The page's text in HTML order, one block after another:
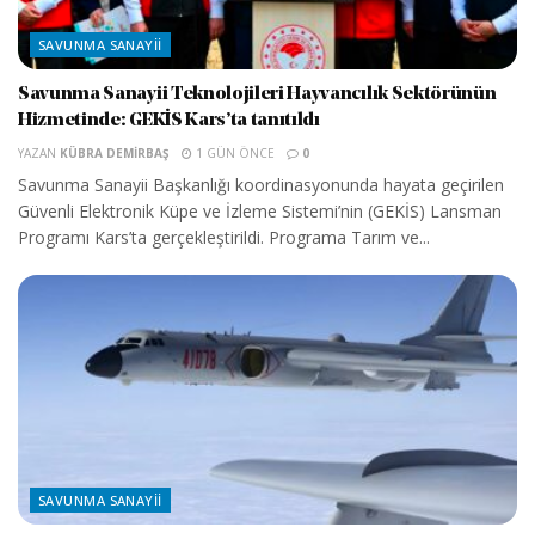
SAVUNMA SANAYII
Savunma Sanayii Teknolojileri Hayvancılık Sektörünün
Hizmetinde: GEKİS Kars’ta tanıtıldı
YAZAN KÜBRA DEMIRBAŞ 1 GÜN ÖNCE 0
Savunma Sanayii Başkanlığı koordinasyonunda hayata geçirilen
Güvenli Elektronik Küpe ve İzleme Sistemi’nin (GEKİS) Lansman
Programı Kars’ta gerçekleştirildi. Programa Tarım ve...
SAVUNMA SANAYII